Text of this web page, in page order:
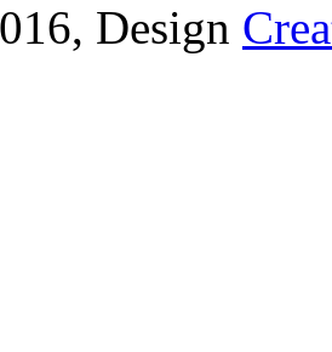
Design